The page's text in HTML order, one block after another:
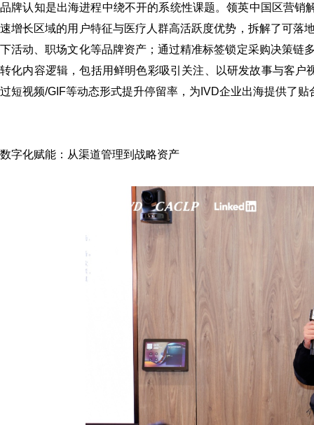
品牌认知是出海进程中绕不开的系统性课题。领英中国区营
速增长区域的用户特征与医疗人群高活跃度优势，拆解了可
下活动、职场文化等品牌资产；通过精准标签锁定采购决策链
转化内容逻辑，包括用鲜明色彩吸引关注、以研发故事与客
过短视频/GIF等动态形式提升停留率，为IVD企业出海提供了
数字化赋能：从渠道管理到战略资产